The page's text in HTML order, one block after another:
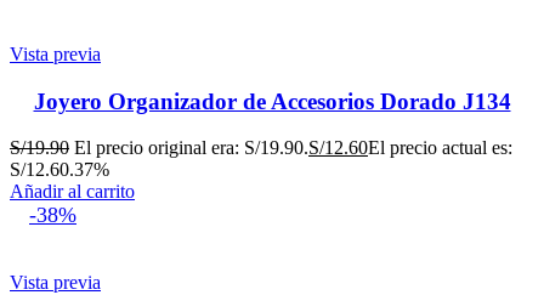
Vista previa
Joyero Organizador de Accesorios Dorado J134
S/19.90 El precio original era: S/19.90.S/12.60El precio actual es:
S/12.60.37%
Añadir al carrito
-38%
Vista previa